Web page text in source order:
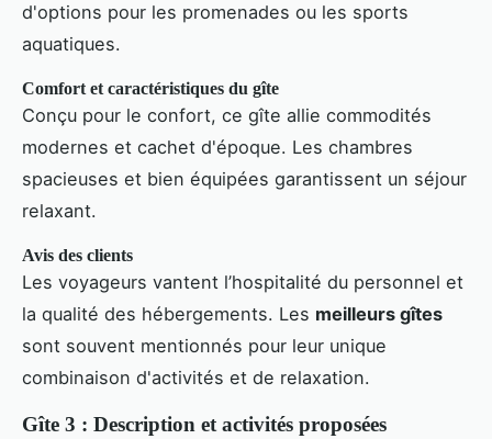
d'options pour les promenades ou les sports
aquatiques.
Comfort et caractéristiques du gîte
Conçu pour le confort, ce gîte allie commodités
modernes et cachet d'époque. Les chambres
spacieuses et bien équipées garantissent un séjour
relaxant.
Avis des clients
Les voyageurs vantent l’hospitalité du personnel et
la qualité des hébergements. Les meilleurs gîtes
sont souvent mentionnés pour leur unique
combinaison d'activités et de relaxation.
Gîte 3 : Description et activités proposées